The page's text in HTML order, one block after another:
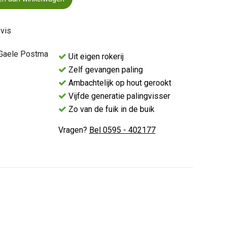
Uit eigen rokerij
Zelf gevangen paling
Ambachtelijk op hout gerookt
Vijfde generatie palingvisser
Zo van de fuik in de buik
Vragen? Bel 0595 - 402177